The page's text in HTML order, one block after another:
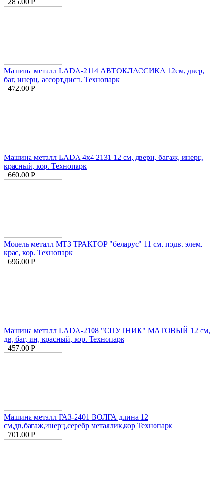
Машина металл LADA-2114 АВТОКЛАССИКА 12см, двер,
баг, инерц, ассорт,дисп. Технопарк
472.00 Р
Машина металл LADA 4x4 2131 12 см, двери, багаж, инерц,
красный, кор. Технопарк
660.00 Р
Модель металл МТЗ ТРАКТОР "беларус" 11 см, подв. элем,
крас, кор. Технопарк
696.00 Р
Машина металл LADA-2108 "СПУТНИК" МАТОВЫЙ 12 см,
дв, баг, ин, красный, кор. Технопарк
457.00 Р
Машина металл ГАЗ-2401 ВОЛГА длина 12
см,дв,багаж,инерц,серебр металлик,кор Технопарк
701.00 Р